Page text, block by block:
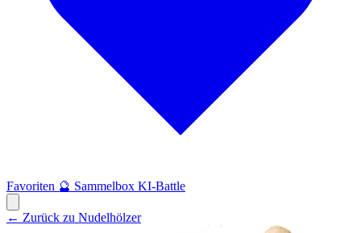
Favoriten 🔮 Sammelbox KI-Battle
← Zurück zu Nudelhölzer